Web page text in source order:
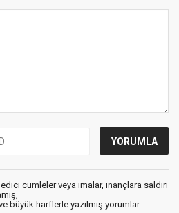
cümleler veya imalar, inançlara saldırı
büyük harflerle yazılmış yorumlar